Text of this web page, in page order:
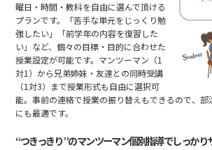
曜日・時間・教科を自由に選んで頂ける
プランです。「苦手な単元をじっくり勉
強したい」「前学年の内容を復習した
い」など、個々の目標・目的に合わせた
授業設定が可能です。マンツーマン（1
対1）から兄弟姉妹・友達との同時受講
（1対3）まで授業形式も自由に選択可
能。事前の連絡で授業の振り替えもできるので、
にも最適です。
“つきっきり”のマンツーマン個別指導でしっかり